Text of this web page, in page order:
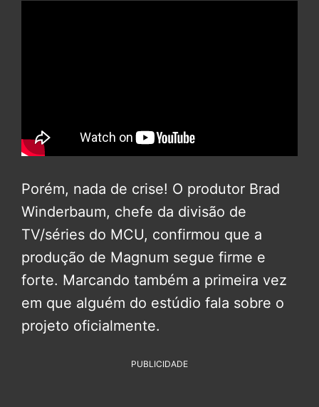
Porém, nada de crise! O produtor Brad
Winderbaum, chefe da divisão de
TV/séries do MCU, confirmou que a
produção de Magnum segue firme e
forte. Marcando também a primeira vez
em que alguém do estúdio fala sobre o
projeto oficialmente.
PUBLICIDADE